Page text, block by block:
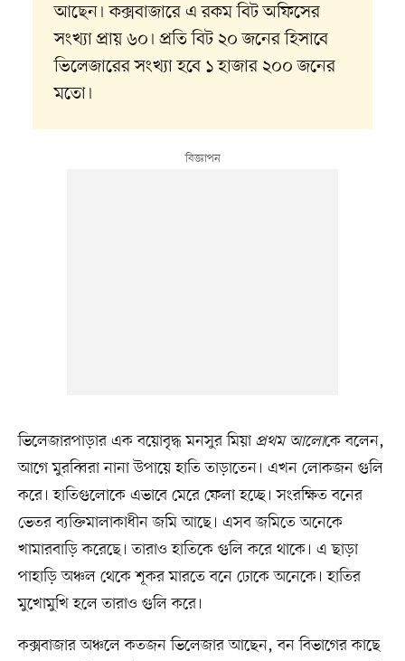
আছেন। কক্সবাজারে এ রকম বিট অফিসের
সংখ্যা প্রায় ৬০। প্রতি বিট ২০ জনের হিসাবে
ভিলেজারের সংখ্যা হবে ১ হাজার ২০০ জনের
মতো।
ভিলেজারপাড়ার এক বয়োবৃদ্ধ মনসুর মিয়া প্রথম আলোকে বলেন,
আগে মুরব্বিরা নানা উপায়ে হাতি তাড়াতেন। এখন লোকজন গুলি
করে। হাতিগুলোকে এভাবে মেরে ফেলা হচ্ছে। সংরক্ষিত বনের
ভেতর ব্যক্তিমালাকাধীন জমি আছে। এসব জমিতে অনেকে
খামারবাড়ি করেছে। তারাও হাতিকে গুলি করে থাকে। এ ছাড়া
পাহাড়ি অঞ্চল থেকে শূকর মারতে বনে ঢোকে অনেকে। হাতির
মুখোমুখি হলে তারাও গুলি করে।
কক্সবাজার অঞ্চলে কতজন ভিলেজার আছেন, বন বিভাগের কাছে